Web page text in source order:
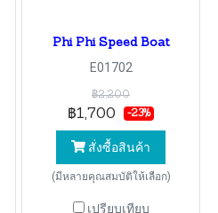
Phi Phi Speed Boat
E01702
฿2,200
฿1,700 -23%
สั่งซื้อสินค้า
(มีหลายคุณสมบัติให้เลือก)
เปรียบเทียบ